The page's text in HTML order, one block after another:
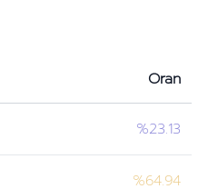
Oran
%23.13
%64.94